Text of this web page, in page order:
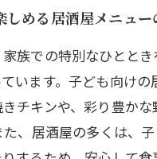
しめる居酒屋メニュー
族での特別なひとと
います。子ども向け
きチキンや、彩り豊か
た、居酒屋の多くは、